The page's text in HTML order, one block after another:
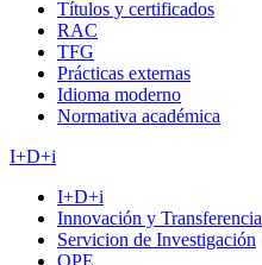
Títulos y certificados
RAC
TFG
Prácticas externas
Idioma moderno
Normativa académica
I+D+i
I+D+i
Innovación y Transferencia
Servicion de Investigación
OPE